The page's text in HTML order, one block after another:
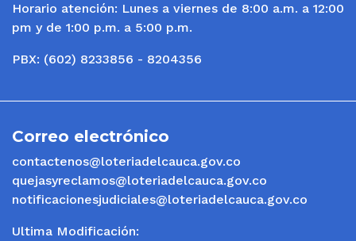
Horario atención: Lunes a viernes de 8:00 a.m. a 12:00
pm y de 1:00 p.m. a 5:00 p.m.
PBX: (602) 8233856 - 8204356
Correo electrónico
contactenos@loteriadelcauca.gov.co
quejasyreclamos@loteriadelcauca.gov.co
notificacionesjudiciales@loteriadelcauca.gov.co
Ultima Modificación: